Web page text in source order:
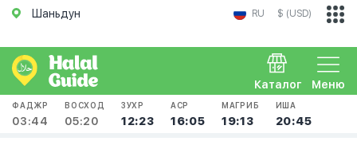
Шаньдун RU $ (USD)
Меню
Каталог
ФАДЖР
03:44
ВОСХОД
05:20
ЗУХР
12:23
АСР
16:05
МАГРИБ
19:13
ИША
20:45